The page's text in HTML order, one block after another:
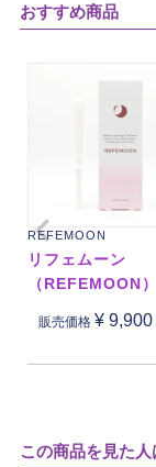
おすすめ商品
REFEMOON
リフェムーン
（REFEMOON）
販売価格 ¥ 9,900
この商品を見た人